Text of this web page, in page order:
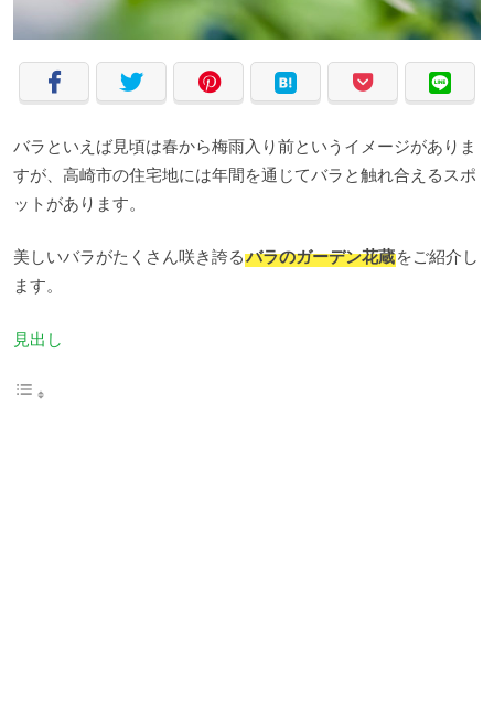
バラといえば見頃は春から梅雨入り前というイメージがありま
すが、高崎市の住宅地には年間を通じてバラと触れ合えるスポ
ットがあります。
美しいバラがたくさん咲き誇るバラのガーデン花蔵をご紹介し
ます。
見出し